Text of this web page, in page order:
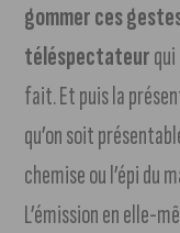
gommer ces
téléspectateur
fait. Et puis la
qu’on soit
chemise ou l’épi du
L’émission en elle-